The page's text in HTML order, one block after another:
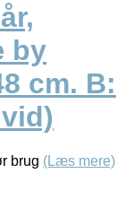
by
cm. B:
brug (Læs mere)